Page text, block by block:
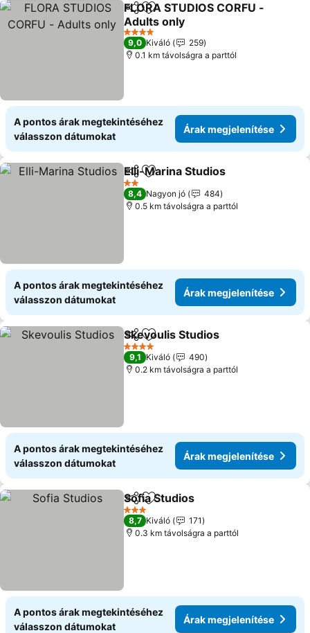
Megosztás
Hozzáadás a kedvencekhez
FLORA STUDIOS CORFU -
Adults only
Árak megjelenítése
4 Kategória
9,0 Kiváló
259
0.1 km távolságra a parttól
A pontos árak megtekintéséhez
válasszon dátumokat
Árak megjelenítése
Megosztás
Hozzáadás a kedvencekhez
Elli-Marina Studios
2 Kategória
8,4 Nagyon jó
484
0.5 km távolságra a parttól
A pontos árak megtekintéséhez
válasszon dátumokat
Árak megjelenítése
Megosztás
Hozzáadás a kedvencekhez
Skevoulis Studios
4 Kategória
9,1 Kiváló
490
0.2 km távolságra a parttól
A pontos árak megtekintéséhez
válasszon dátumokat
Árak megjelenítése
Megosztás
Hozzáadás a kedvencekhez
Sofia Studios
3 Kategória
8,7 Kiváló
171
0.3 km távolságra a parttól
A pontos árak megtekintéséhez
válasszon dátumokat
Árak megjelenítése